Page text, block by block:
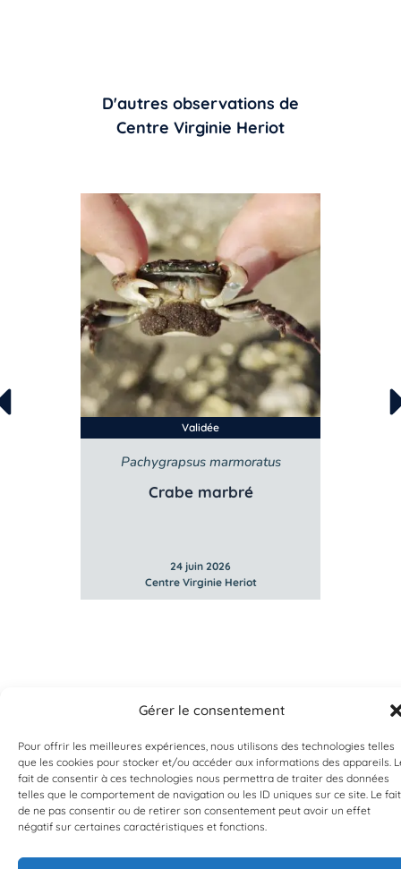
Gérer le consentement
Pour offrir les meilleures expériences, nous utilisons des technologies telles
que les cookies pour stocker et/ou accéder aux informations des appareils.
fait de consentir à ces technologies nous permettra de traiter des données
telles que le comportement de navigation ou les ID uniques sur ce site. Le fait
de ne pas consentir ou de retirer son consentement peut avoir un effet
négatif sur certaines caractéristiques et fonctions.
D'autres observations de
Centre Virginie Heriot
Validée
Pachygrapsus marmoratus
Crabe marbré
24 juin 2026
Centre Virginie Heriot